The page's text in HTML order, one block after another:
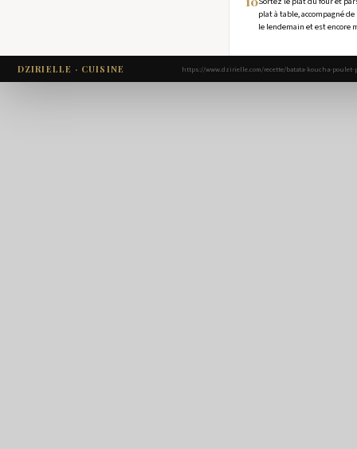
plat à table, accompagné
le lendemain et est encore
DZIRIELLE · CUISINE https://www.dzirielle.com/recette/batata-koucha-poulet-